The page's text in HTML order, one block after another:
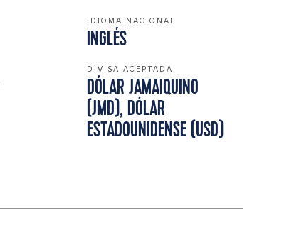
IDIOMA NACIONAL
INGLÉS
DIVISA ACEPTADA
DÓLAR JAMAIQUINO
(JMD), DÓLAR
ESTADOUNIDENSE (USD)